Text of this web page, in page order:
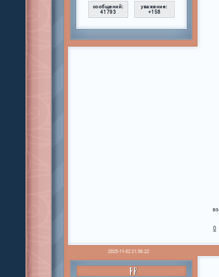
сообщений:
41793
уважение:
+158
0
2025-11-02 21:56:22
PR